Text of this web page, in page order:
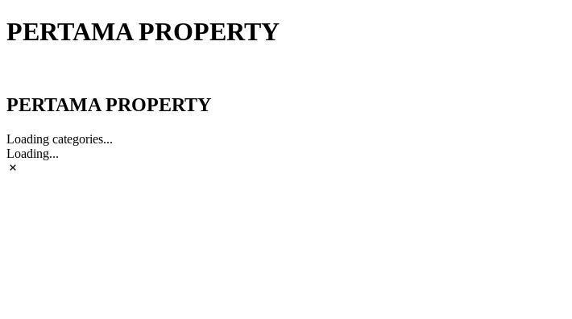
PERTAMA PROPERTY
PERTAMA PROPERTY
Loading categories...
Loading...